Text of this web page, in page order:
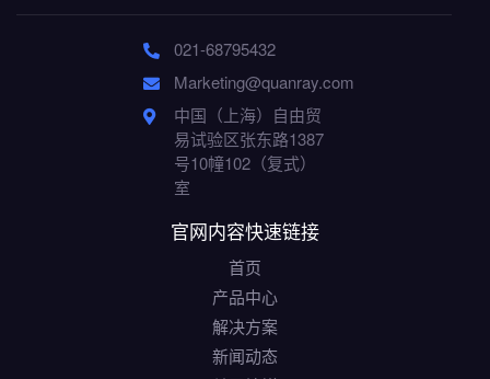
021-68795432
Marketing@quanray.com
中国（上海）自由贸
易试验区张东路1387
号10幢102（复式）
室
官网内容快速链接
首页
产品中心
解决方案
新闻动态